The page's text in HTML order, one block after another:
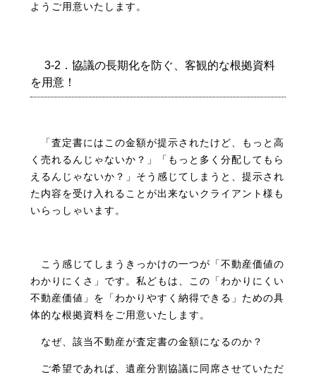
ようご用意いたします。
3-2．協議の長期化を防ぐ、客観的な根拠資料
を用意！
「査定書にはこの金額が提示されたけど、もっと高
く売れるんじゃないか？」「もっと多く分配してもら
えるんじゃないか？」そう感じてしまうと、提示され
た内容を受け入れることが出来ないクライアント様も
いらっしゃいます。
こう感じてしまうきっかけの一つが「不動産価値の
わかりにくさ」です。私どもは、この「わかりにくい
不動産価値」を「わかりやすく納得できる」ための具
体的な根拠資料をご用意いたします。
なぜ、該当不動産が査定書の金額になるのか？
ご希望であれば、遺産分割協議に同席させていただ